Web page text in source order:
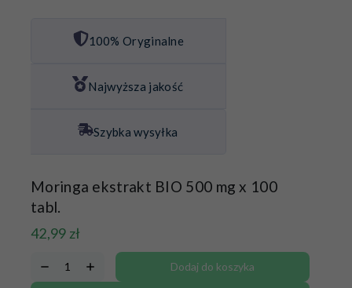
100% Oryginalne
Najwyższa jakość
Szybka wysyłka
Moringa ekstrakt BIO 500 mg x 100
tabl.
42,99 zł
Dodaj do koszyka